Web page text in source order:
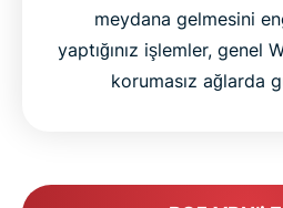
meydana gelmesini
yaptığınız işlemler, genel
korumasız ağlarda